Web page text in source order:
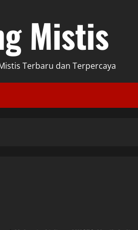
Mistis
Terbaru dan Terpercaya